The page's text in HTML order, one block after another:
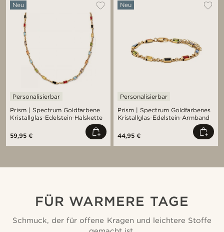
Prism | Spectrum Goldfarbene
Kristallglas-Edelstein-Halskette
Neu
Personalisierbar
59,95 €
Prism | Spectrum Goldfarbenes
Kristallglas-Edelstein-Armband
Neu
Personalisierbar
44,95 €
FÜR WARMERE TAGE
Schmuck, der für offene Kragen und leichtere Stoffe